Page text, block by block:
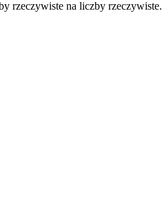
rzeczywiste na liczby rzeczywiste.